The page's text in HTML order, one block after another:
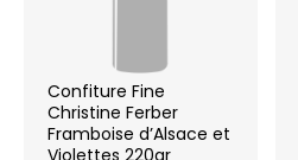
Confiture Fine
Christine Ferber
Framboise d’Alsace et
Violettes 220gr